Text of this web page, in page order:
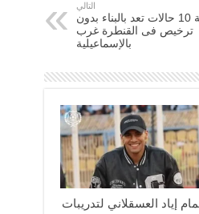
التالي
إزالة 10 حالات تعد بالبناء بدون
ترخيص فى القنطرة غرب
بالإسماعيلية
إياد العسقلاني لتدريبات